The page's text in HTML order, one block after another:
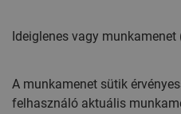
Ideiglenes vagy munkamenet
A munkamenet sütik
felhasználó aktuális